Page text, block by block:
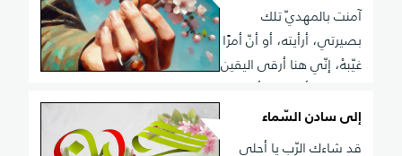
آمنت بالمهديّ تلك
بصيرتي، أرأيته، أو أنّ أمرًا
غيّبهْ، إنّي هنا أرقى اليقين
يطير بي، أعلو فلا أحتاج خطّ مكاتَبه، سيّان في كوز البصيرة
أن ترى، أو لا ترى، فانعم بأحلى الموهبه، ستراه لا في
أرض رضوى أو طوى، هو ههنا في القلب فاسأل ذائبهrn
إلى سادن السّماء
قد شاءك الرّب يا أحلى